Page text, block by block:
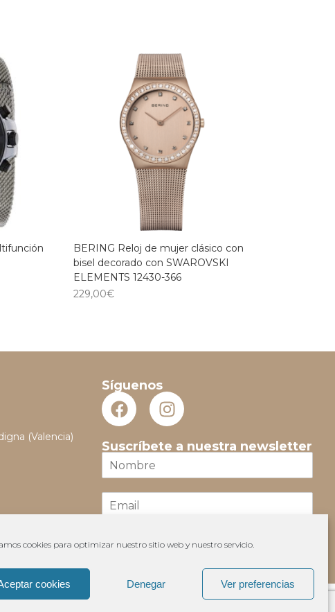
cookies para optimizar nuestro sitio web y nuestro servicio.
cookies Denegar Ver preferencias
BERING Reloj de mujer clásico con
bisel decorado con SWAROVSKI
ELEMENTS 12430-366
229,00€
(Valencia)
Síguenos
Suscríbete a nuestra newsletter
r
*
m
Suscribir